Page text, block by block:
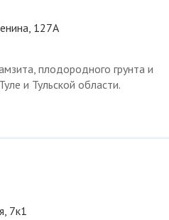
127А
плодородного грунта и
и Тульской области.
7к1